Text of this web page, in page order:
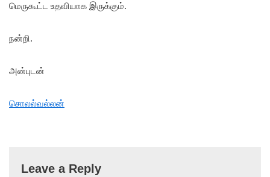
மெருகூட்ட உதவியாக இருக்கும்.
நன்றி.
அன்புடன்
சொலல்வல்லன்
Leave a Reply